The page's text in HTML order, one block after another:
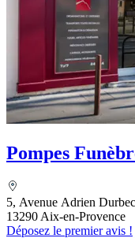
Pompes
5, Avenue Adrien Durbec
13290 Aix-en-Provence
Déposez le premier avis !